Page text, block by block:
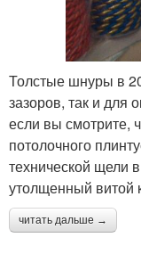
Толстые шнуры в
зазоров, так и для
если вы смотрите,
потолочного
технической щели
утолщенный витой
читать дальше →